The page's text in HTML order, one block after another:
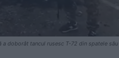
a doborât tancul rusesc T-72 din spatele său